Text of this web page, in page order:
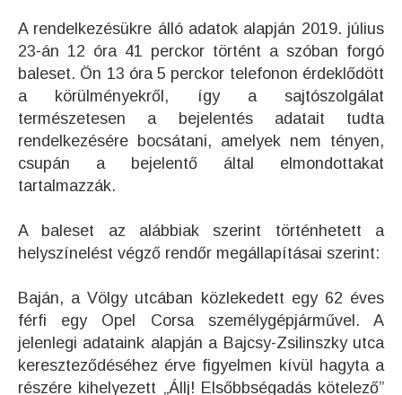
A rendelkezésükre álló adatok alapján 2019. július
23-án 12 óra 41 perckor történt a szóban forgó
baleset. Ön 13 óra 5 perckor telefonon érdeklődött
a körülményekről, így a sajtószolgálat
természetesen a bejelentés adatait tudta
rendelkezésére bocsátani, amelyek nem tényen,
csupán a bejelentő által elmondottakat
tartalmazzák.
A baleset az alábbiak szerint történhetett a
helyszínelést végző rendőr megállapításai szerint:
Baján, a Völgy utcában közlekedett egy 62 éves
férfi egy Opel Corsa személygépjárművel. A
jelenlegi adataink alapján a Bajcsy-Zsilinszky utca
kereszteződéséhez érve figyelmen kívül hagyta a
részére kihelyezett „Állj! Elsőbbségadás kötelező”